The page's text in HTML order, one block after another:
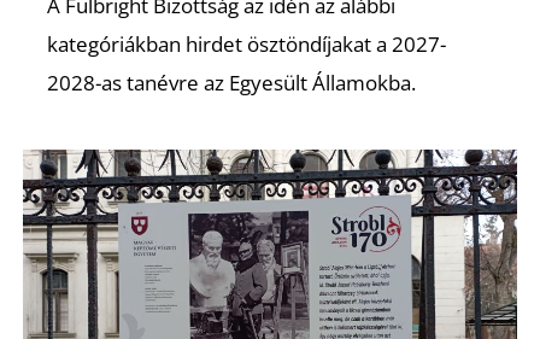
kategóriákban hirdet ösztöndíjakat a 2027-
2028-as tanévre az Egyesült Államokba.